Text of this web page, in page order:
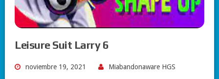
Leisure Suit Larry 6
noviembre 19, 2021 Miabandonaware HGS